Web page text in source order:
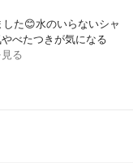
た😊水のいらないシャ
べたつきが気になる
る